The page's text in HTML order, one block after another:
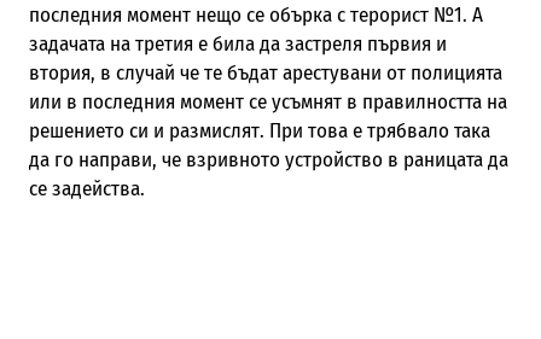
последния момент нещо се обърка с терорист №1. А
задачата на третия е била да застреля първия и
втория, в случай че те бъдат арестувани от полицията
или в последния момент се усъмнят в правилността на
решението си и размислят. При това е трябвало така
да го направи, че взривното устройство в раницата да
се задейства.